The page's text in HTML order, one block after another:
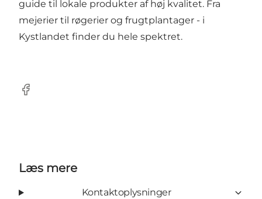
guide til lokale produkter af høj kvalitet. Fra
mejerier til røgerier og frugtplantager - i
Kystlandet finder du hele spektret.
Facebook
Læs mere
Kontaktoplysninger